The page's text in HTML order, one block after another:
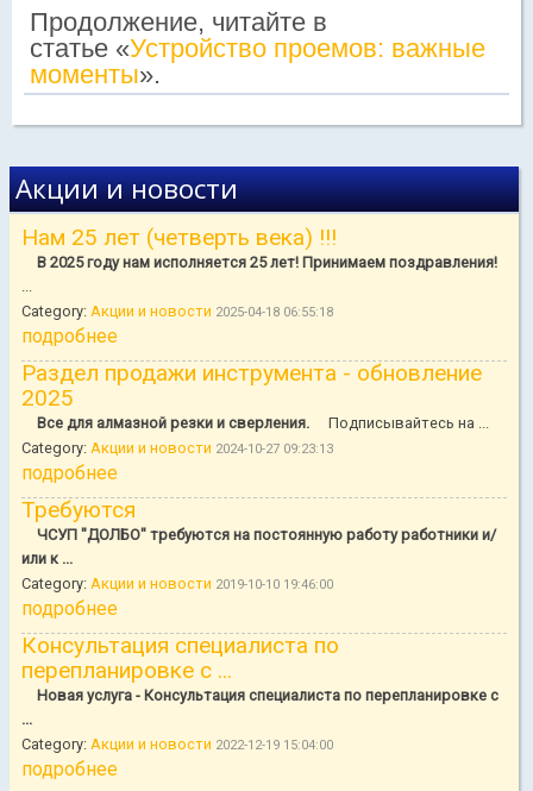
Продолжение, читайте в
статье «Устройство проемов: важные
моменты».
Акции и новости
Нам 25 лет (четверть века) !!!
В 2025 году нам исполняется 25 лет! Принимаем поздравления!
...
Category: Акции и новости 2025-04-18 06:55:18
подробнее
Раздел продажи инструмента - обновление
2025
Все для алмазной резки и сверления. Подписывайтесь на ...
Category: Акции и новости 2024-10-27 09:23:13
подробнее
Требуются
ЧСУП "ДОЛБО" требуются на постоянную работу работники и/
или к ...
Category: Акции и новости 2019-10-10 19:46:00
подробнее
Консультация специалиста по
перепланировке с ...
Новая услуга - Консультация специалиста по перепланировке с
...
Category: Акции и новости 2022-12-19 15:04:00
подробнее